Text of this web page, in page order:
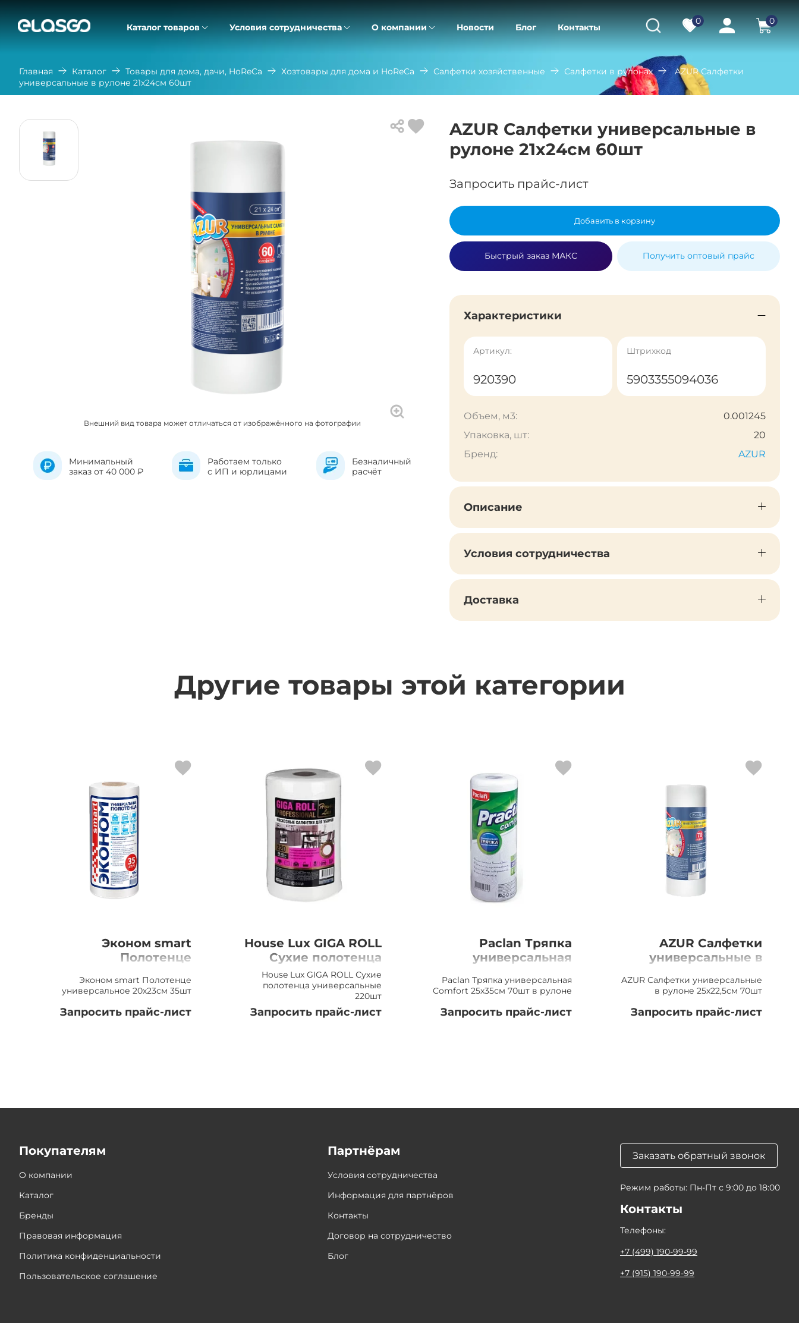
Каталог товаров Условия сотрудничества О компании Новости Блог Контакты
0 0
Главная Каталог Товары для дома, дачи, HoReCa Хозтовары для дома и HoReCa Салфетки хозяйственные Салфетки в рулонах
AZUR Салфетки
универсальные в рулоне 21х24см 60шт
Внешний вид товара может отличаться от изображённого на фотографии
Минимальный
заказ от 40 000 ₽
Работаем только
с ИП и юрлицами
Безналичный
расчёт
AZUR Салфетки универсальные в
рулоне 21х24см 60шт
Запросить прайс-лист
Добавить в корзину
Быстрый заказ МАКС Получить оптовый прайс
Характеристики
Артикул:
920390
Штрихкод
5903355094036
Объем, м3:
0.001245
Упаковка, шт:
20
Бренд:
AZUR
Описание
Условия сотрудничества
Доставка
Другие товары этой категории
Эконом smart
Полотенце
20х23см, 35шт
Эконом smart Полотенце
универсальное 20х23см 35шт
Запросить прайс-лист
House Lux GIGA ROLL
Сухие полотенца
универсальные,
220шт
House Lux GIGA ROLL Сухие
полотенца универсальные
220шт
Запросить прайс-лист
Paclan Тряпка
универсальная
70шт в, рулоне
Paclan Тряпка универсальная
Comfort 25х35см 70шт в рулоне
Запросить прайс-лист
AZUR Салфетки
универсальные в
70шт
AZUR Салфетки универсальные
в рулоне 25х22,5см 70шт
Запросить прайс-лист
Покупателям
О компании
Каталог
Бренды
Правовая информация
Политика конфиденциальности
Пользовательское соглашение
Партнёрам
Условия сотрудничества
Информация для партнёров
Контакты
Договор на сотрудничество
Блог
Заказать обратный звонок
Режим работы: Пн-Пт с 9:00 до 18:00
Контакты
Телефоны:
+7 (499) 190-99-99
+7 (915) 190-99-99